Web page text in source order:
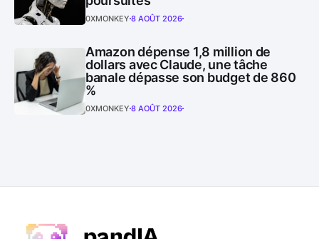
0XMONKEY 8 AOÛT 2026
Amazon dépense 1,8 million de
dollars avec Claude, une tâche
banale dépasse son budget de 860
%
0XMONKEY 8 AOÛT 2026